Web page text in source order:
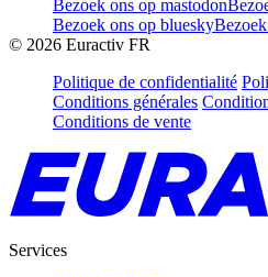
Bezoek ons op mastodon
Bezoek ons op bluesky
© 2026 Euractiv FR
Politique de confidentialité
Conditions générales
Conditions de vente
Services